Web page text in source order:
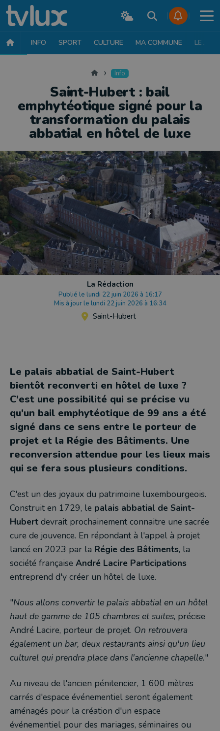
INFO SPORT CULTURE MA COMMUNE LE JT
Accueil Info
Saint-Hubert : bail
emphytéotique signé pour la
transformation du palais
abbatial en hôtel de luxe
La Rédaction
Publié le lundi 22 juin 2026 à 16:17
Mis à jour le lundi 22 juin 2026 à 16:34
Saint-Hubert
Le palais abbatial de Saint-Hubert
bientôt reconverti en hôtel de luxe ?
C'est une possibilité qui se précise vu
qu'un bail emphytéotique de 99 ans a été
signé dans ce sens entre le porteur de
projet et la Régie des Bâtiments. Une
reconversion attendue pour les lieux mais
qui se fera sous plusieurs conditions.
C'est un des joyaux du patrimoine luxembourgeois.
Construit en 1729, le palais abbatial de Saint-
Hubert devrait prochainement connaitre une sacrée
cure de jouvence. En répondant à l'appel à projet
lancé en 2023 par la Régie des Bâtiments, la
société française André Lacire Participations
entreprend d'y créer un hôtel de luxe.
"Nous allons convertir le palais abbatial en un hôtel
haut de gamme de 105 chambres et suites, précise
André Lacire, porteur de projet. On retrouvera
également un bar, deux restaurants ainsi qu'un lieu
culturel qui prendra place dans l'ancienne chapelle."
Au niveau de l'ancien pénitencier, 1 600 mètres
carrés d'espace événementiel seront également
aménagés pour la création d'un espace
événementiel pour des mariages, séminaires ou